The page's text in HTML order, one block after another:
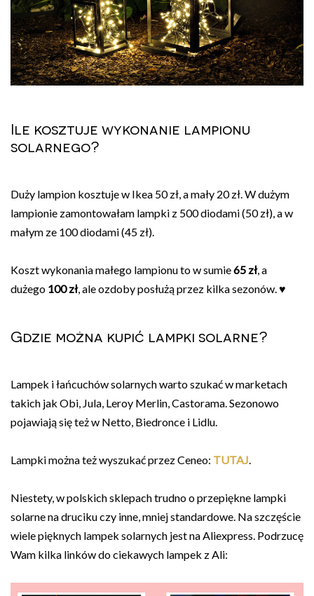
Ile kosztuje wykonanie lampionu
solarnego?
Duży lampion kosztuje w Ikea 50 zł, a mały 20 zł. W dużym
lampionie zamontowałam lampki z 500 diodami (50 zł), a w
małym ze 100 diodami (45 zł).
Koszt wykonania małego lampionu to w sumie65 zł, a
dużego 100 zł, ale ozdoby posłużą przez kilka sezonów. ♥
Gdzie można kupić lampki solarne?
Lampek i łańcuchów solarnych warto szukać w marketach
takich jak Obi, Jula, Leroy Merlin, Castorama. Sezonowo
pojawiają się też w Netto, Biedronce i Lidlu.
Lampki można też wyszukać przez Ceneo: TUTAJ.
Niestety, w polskich sklepach trudno o przepiękne lampki
solarne na druciku czy inne, mniej standardowe. Na szczęście
wiele pięknych lampek solarnych jest na Aliexpress. Podrzucę
Wam kilka linków do ciekawych lampek z Ali: